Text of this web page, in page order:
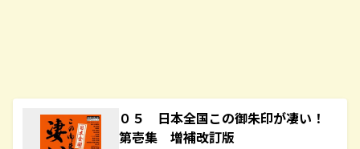
０５ 日本全国この御朱印が凄い！
第壱集 増補改訂版